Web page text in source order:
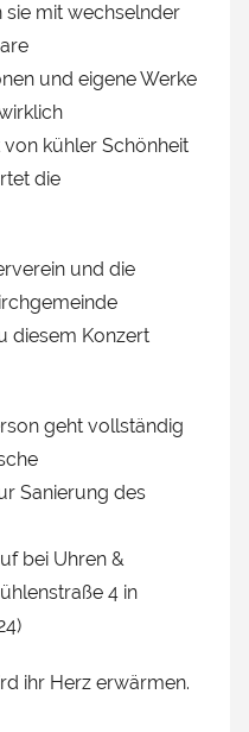
sie mit wechselnder
und eigene Werke
kühler Schönheit
die
und die
diesem Konzert
geht vollständig
Sanierung des
bei Uhren &
4 in
ihr Herz erwärmen.